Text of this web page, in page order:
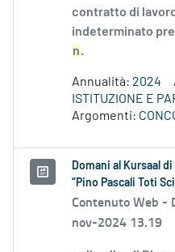
contratto di
indeterminato
n.
Annualità: 2024
ISTITUZIONE E
Argomenti:
Domani al Kursaal
“Pino Pascali Toti
Contenuto Web -
nov-2024 13.19